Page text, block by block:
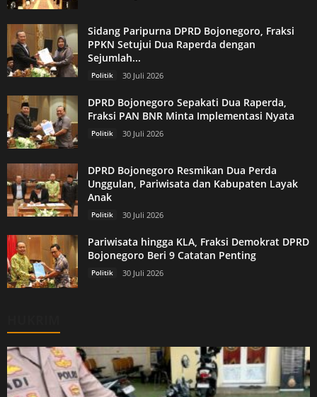
Sidang Paripurna DPRD Bojonegoro, Fraksi
PPKN Setujui Dua Raperda dengan
Sejumlah...
Politik 30 Juli 2026
DPRD Bojonegoro Sepakati Dua Raperda,
Fraksi PAN BNR Minta Implementasi Nyata
Politik 30 Juli 2026
DPRD Bojonegoro Resmikan Dua Perda
Unggulan, Pariwisata dan Kabupaten Layak
Anak
Politik 30 Juli 2026
Pariwisata hingga KLA, Fraksi Demokrat DPRD
Bojonegoro Beri 9 Catatan Penting
Politik 30 Juli 2026